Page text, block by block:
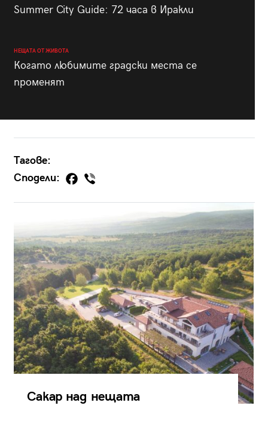
Summer City Guide: 72 часа в Иракли
НЕЩАТА ОТ ЖИВОТА
Когато любимите градски места се
променят
Тагове:
Сподели:
Сакар над нещата